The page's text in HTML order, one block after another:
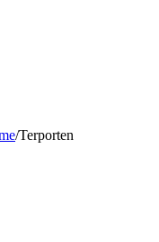
/Terporten